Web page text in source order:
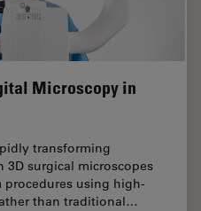
Microscopy in
transforming
surgical microscopes
using high-
than traditional…